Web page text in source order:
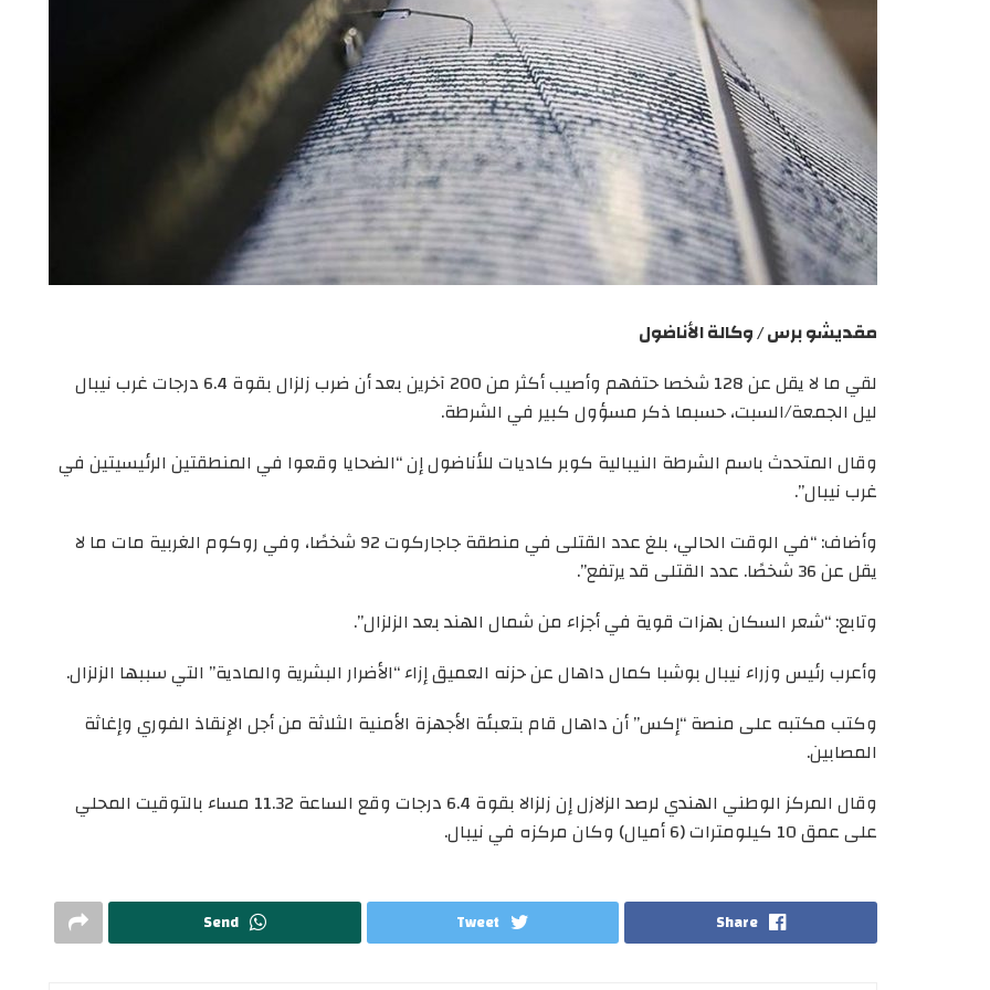
مقديشو برس / وكالة الأناضول
لقي ما لا يقل عن 128 شخصا حتفهم وأصيب أكثر من 200 آخرين بعد أن ضرب زلزال بقوة 6.4 درجات غرب نيبال
ليل الجمعة/السبت، حسبما ذكر مسؤول كبير في الشرطة.
وقال المتحدث باسم الشرطة النيبالية كوبر كاديات للأناضول إن “الضحايا وقعوا في المنطقتين الرئيسيتين في
غرب نيبال”.
وأضاف: “في الوقت الحالي، بلغ عدد القتلى في منطقة جاجاركوت 92 شخصًا، وفي روكوم الغربية مات ما لا
يقل عن 36 شخصًا. عدد القتلى قد يرتفع”.
وتابع: “شعر السكان بهزات قوية في أجزاء من شمال الهند بعد الزلزال”.
وأعرب رئيس وزراء نيبال بوشبا كمال داهال عن حزنه العميق إزاء “الأضرار البشرية والمادية” التي سببها الزلزال.
وكتب مكتبه على منصة “إكس” أن داهال قام بتعبئة الأجهزة الأمنية الثلاثة من أجل الإنقاذ الفوري وإغاثة
المصابين.
وقال المركز الوطني الهندي لرصد الزلازل إن زلزالا بقوة 6.4 درجات وقع الساعة 11.32 مساء بالتوقيت المحلي
على عمق 10 كيلومترات (6 أميال) وكان مركزه في نيبال.
Share
Tweet
Send